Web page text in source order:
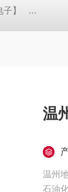
】 80吨地
温
温州
石油